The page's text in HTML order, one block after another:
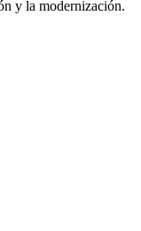
y la modernización.